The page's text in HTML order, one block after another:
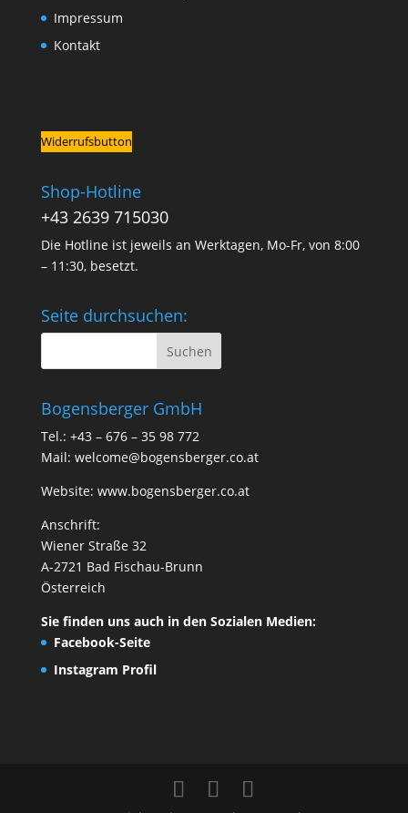
Impressum
Kontakt
Widerrufsbutton
Shop-Hotline
+43 2639 715030
Die Hotline ist jeweils an Werktagen, Mo-Fr, von 8:00
– 11:30, besetzt.
Seite durchsuchen:
Bogensberger GmbH
Tel.: +43 – 676 – 35 98 772
Mail: welcome@bogensberger.co.at
Website: www.bogensberger.co.at
Anschrift:
Wiener Straße 32
A-2721 Bad Fischau-Brunn
Österreich
Sie finden uns auch in den Sozialen Medien:
Facebook-Seite
Instagram Profil